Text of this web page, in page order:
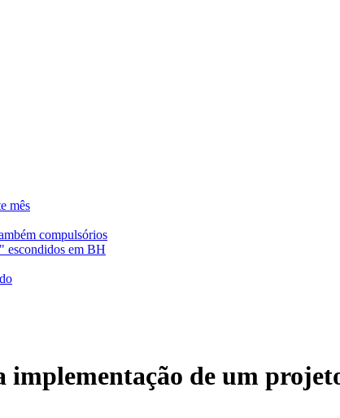
mês
compulsórios
escondidos em BH
de um